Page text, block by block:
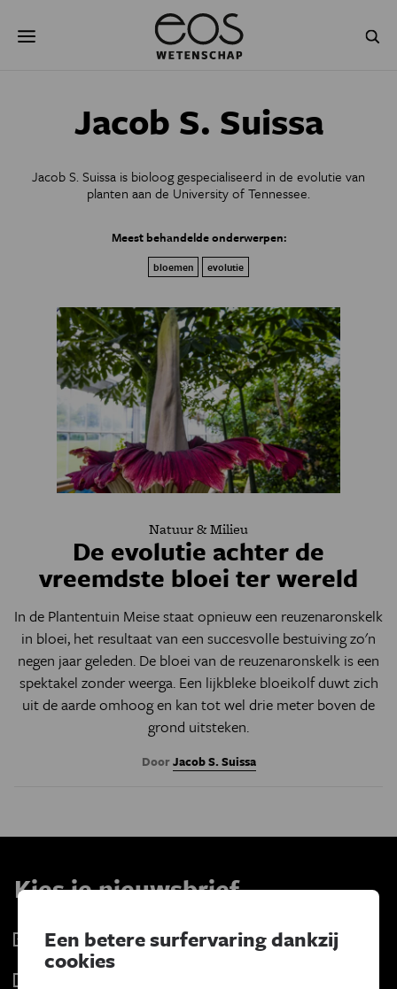
naar
GEZONDHEID RUIMTE
NATUURWETENSCHAPPEN GESCHIEDENIS
JONGE UITDAGERS
Jacob S. Suissa
Jacob S. Suissa is bioloog gespecialiseerd in de evolutie van
planten aan de University of Tennessee.
Meest behandelde onderwerpen:
bloemen evolutie
Natuur & Milieu
De evolutie achter de
vreemdste bloei ter wereld
In de Plantentuin Meise staat opnieuw een reuzenaronskelk
in bloei, het resultaat van een succesvolle bestuiving zo'n
negen jaar geleden. De bloei van de reuzenaronskelk is een
spektakel zonder weerga. Een lijkbleke bloeikolf duwt zich
uit de aarde omhoog en kan tot wel drie meter boven de
grond uitsteken.
DoorJacob S. Suissa
Kies je nieuwsbrief
Eos Wetenschap
2 x week
Een betere surfervaring dankzij
cookies